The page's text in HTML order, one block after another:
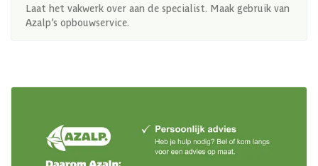
Laat het vakwerk over aan de specialist. Maak gebruik van
Azalp’s opbouwservice.